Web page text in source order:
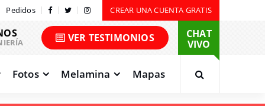
Pedidos CREAR UNA CUENTA GRATIS
VER TESTIMONIOS
CHAT
VIVO
Fotos Melamina Mapas